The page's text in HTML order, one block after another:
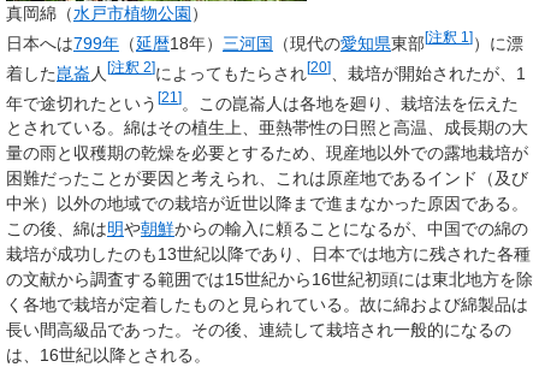
真岡綿（水戸市植物公園 ）
日本へは799年 （延暦18年） 三河国 （現代の愛知県東部[注釈 1 ] ）に漂
着した崑崙 人 [注釈 2]によってもたらされ[20]
、栽培が開始されたが、1
年で途切れたという [21 ]。この崑崙人は各地を廻り、栽培法を伝えた
とされている。綿はその植生上、亜熱帯性の日照と高温、成長期の大
量の雨と収穫期の乾燥を必要とするため、現産地以外での露地栽培が
困難だったことが要因と考えられ、これは原産地であるインド（及び
中米）以外の地域での栽培が近世以降まで進まなかった原因である。
この後、綿は明や朝鮮からの輸入に頼ることになるが、中国での綿の
栽培が成功したのも13世紀以降であり、日本では地方に残された各種
の文献から調査する範囲では15世紀から16世紀初頭には東北地方を除
く各地で栽培が定着したものと見られている。故に綿および綿製品は
長い間高級品であった。その後、連続して栽培され一般的になるの
は、16世紀以降とされる。